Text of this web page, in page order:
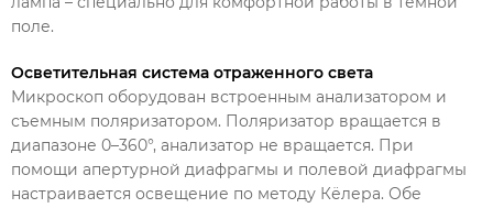
поле.
Осветительная система отраженного света
Микроскоп оборудован встроенным анализатором и
съемным поляризатором. Поляризатор вращается в
диапазоне 0–360°, анализатор не вращается. При
помощи апертурной диафрагмы и полевой диафрагмы
настраивается освещение по методу Кёлера. Обе